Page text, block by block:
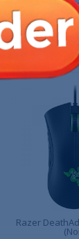
2
:
Razer